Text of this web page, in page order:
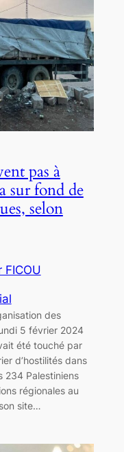
pas à
sur fond de
selon
FICOU
des
5 février 2024
été touché par
d’hostilités dans
234 Palestiniens
régionales au
site…